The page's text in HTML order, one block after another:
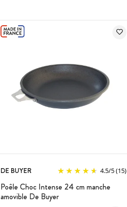
DE BUYER 4.5/5(15)
Poêle Choc Intense 24 cm manche
amovible De Buyer